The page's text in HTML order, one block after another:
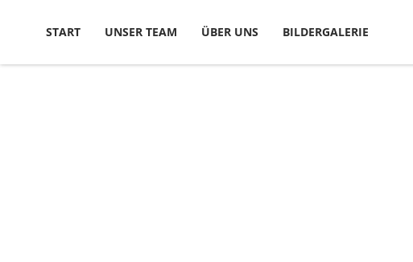
START UNSER TEAM ÜBER UNS BILDERGALERIE